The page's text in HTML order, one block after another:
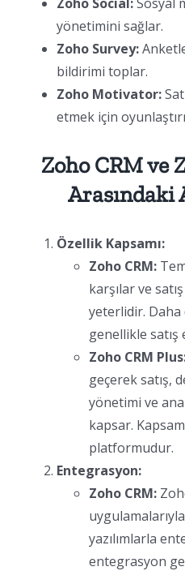
yönetimini sağlar.
Zoho Survey:
bildirimi toplar.
Zoho Motivator:
etmek için
Zoho CRM ve
Arasındaki
Özellik Kapsamı:
Zoho CRM:
karşılar ve
yeterlidir. Daha
genellikle satış
Zoho CRM
geçerek satış,
yönetimi ve
kapsar.
platformudur.
Entegrasyon:
Zoho CRM:
yazılımlarla
entegrasyon